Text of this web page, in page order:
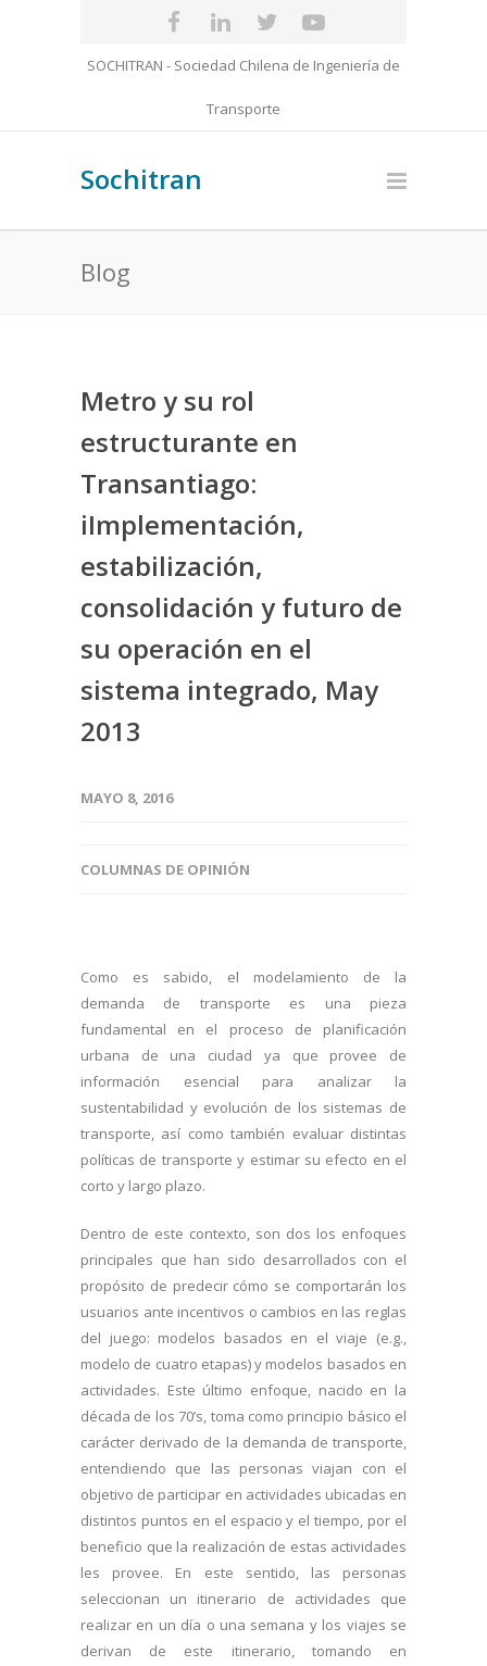
SOCHITRAN - Sociedad Chilena de Ingeniería de
Transporte
Sochitran
Blog
Metro y su rol
estructurante en
Transantiago:
iImplementación,
estabilización,
consolidación y futuro de
su operación en el
sistema integrado, May
2013
MAYO 8, 2016
COLUMNAS DE OPINIÓN
Como es sabido, el modelamiento de la
demanda de transporte es una pieza
fundamental en el proceso de planificación
urbana de una ciudad ya que provee de
información esencial para analizar la
sustentabilidad y evolución de los sistemas de
transporte, así como también evaluar distintas
políticas de transporte y estimar su efecto en el
corto y largo plazo.
Dentro de este contexto, son dos los enfoques
principales que han sido desarrollados con el
propósito de predecir cómo se comportarán los
usuarios ante incentivos o cambios en las reglas
del juego: modelos basados en el viaje (e.g.,
modelo de cuatro etapas) y modelos basados en
actividades. Este último enfoque, nacido en la
década de los 70’s, toma como principio básico el
carácter derivado de la demanda de transporte,
entendiendo que las personas viajan con el
objetivo de participar en actividades ubicadas en
distintos puntos en el espacio y el tiempo, por el
beneficio que la realización de estas actividades
les provee. En este sentido, las personas
seleccionan un itinerario de actividades que
realizar en un día o una semana y los viajes se
derivan de este itinerario, tomando en